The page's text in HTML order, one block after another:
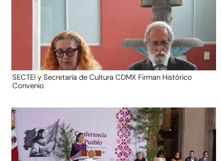
SECTEI y Secretaría de Cultura CDMX Firman Histórico
Convenio